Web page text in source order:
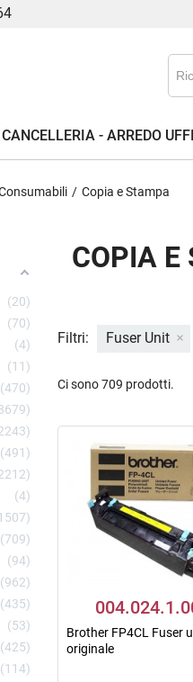
CANCELLERIA - ARREDO
Copia e Stampa
20
70
4
11
470
491
4
709
94
962
435
53
425
114
COPIA E
Filtri: Fuser Unit
Ci sono 709 prodotti.
Brother FP4CL Fuser
originale